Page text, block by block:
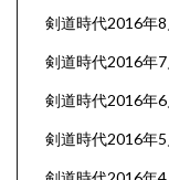
剣道時代2016年
剣道時代2016年
剣道時代2016年
剣道時代2016年